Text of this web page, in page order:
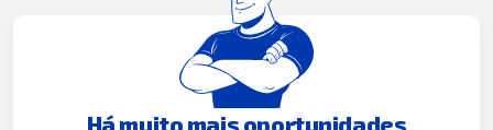
Há muito mais oportunidades